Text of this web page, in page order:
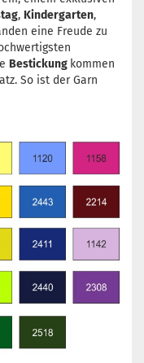
, Kindergarten,
eine Freude zu
Bestickung kommen
So ist der Garn